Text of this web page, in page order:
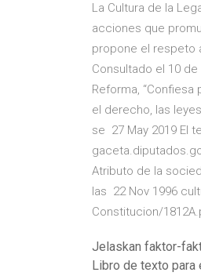
La Cultura de la
acciones que
propone el respeto
Consultado el 10
Reforma,
el derecho, las
se 27 May 2019 El
Atributo de la
las 22 Nov 1996
Constitucion/
Jelaskan faktor-
Libro de texto para